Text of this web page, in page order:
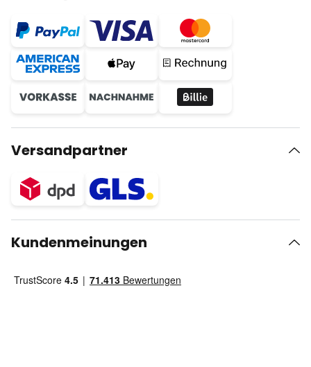
Versandpartner
Kundenmeinungen